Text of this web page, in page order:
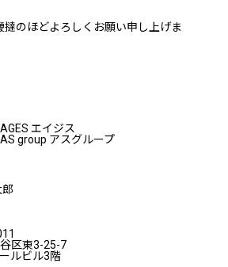
撻のほどよろしくお願い申し上げま
エイジス
group アスグループ
区東3-25-7
ルビル3階